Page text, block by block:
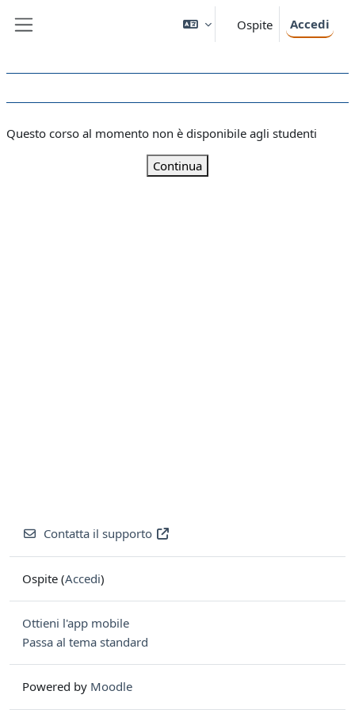
Ospite Accedi
Questo corso al momento non è disponibile agli studenti
Continua
Contatta il supporto
Ospite (Accedi)
Ottieni l'app mobile
Passa al tema standard
Powered by Moodle